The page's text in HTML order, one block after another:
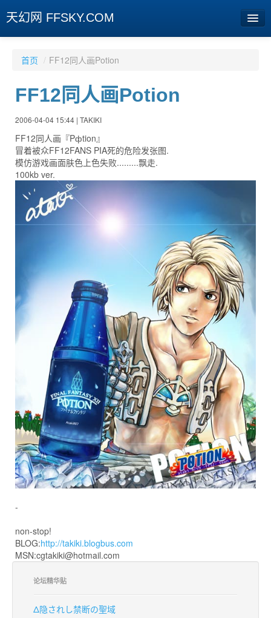
天幻网 FFSKY.COM
专题
相册
社区
旧版临时
[登陆] [注册]
首页 / FF12同人画Potion
FF12同人画Potion
2006-04-04 15:44 | TAKIKI
FF12同人画『Pфtion』
冒着被众FF12FANS PIA死的危险发张图.
模仿游戏画面肤色上色失败.........飘走.
100kb ver.
-
non-stop!
BLOG:http://takiki.blogbus.com
MSN:cgtakiki@hotmail.com
论坛精华贴
Δ隐されし禁断の聖域